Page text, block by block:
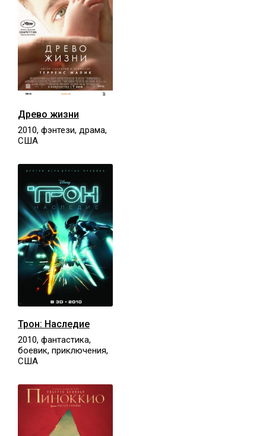
Древо жизни
2010, фэнтези, драма,
США
Трон: Наследие
2010, фантастика,
боевик, приключения,
США